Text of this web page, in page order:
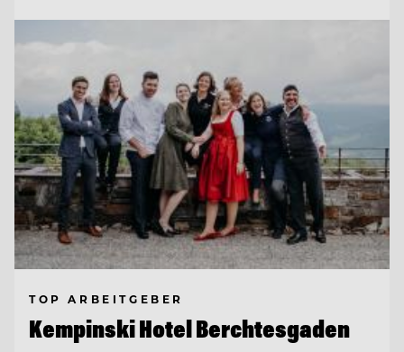
TOP ARBEITGEBER
Kempinski Hotel Berchtesgaden